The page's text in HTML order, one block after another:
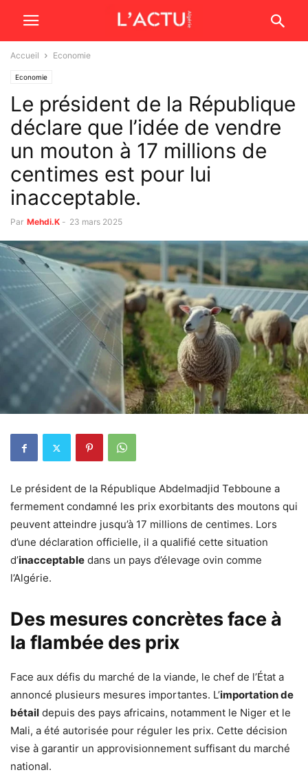
Accueil Economie
Economie
Le président de la République
déclare que l’idée de vendre
un mouton à 17 millions de
centimes est pour lui
inacceptable.
Par Mehdi.K - 23 mars 2025
Le président de la République Abdelmadjid Tebboune a
fermement condamné les prix exorbitants des moutons qui
peuvent atteindre jusqu’à 17 millions de centimes. Lors
d’une déclaration officielle, il a qualifié cette situation
d’inacceptable dans un pays d’élevage ovin comme
l’Algérie.
Des mesures concrètes face à
la flambée des prix
Face aux défis du marché de la viande, le chef de l’État a
annoncé plusieurs mesures importantes. L’importation de
bétail depuis des pays africains, notamment le Niger et le
Mali, a été autorisée pour réguler les prix. Cette décision
vise à garantir un approvisionnement suffisant du marché
national.